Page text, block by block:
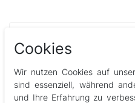
Kategorien
Cookies
Wir nutzen Cookies auf
sind essenziell, während
und Ihre Erfahrung zu